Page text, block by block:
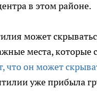
в этом районе.
может
места, которые
он может
уже прибыла